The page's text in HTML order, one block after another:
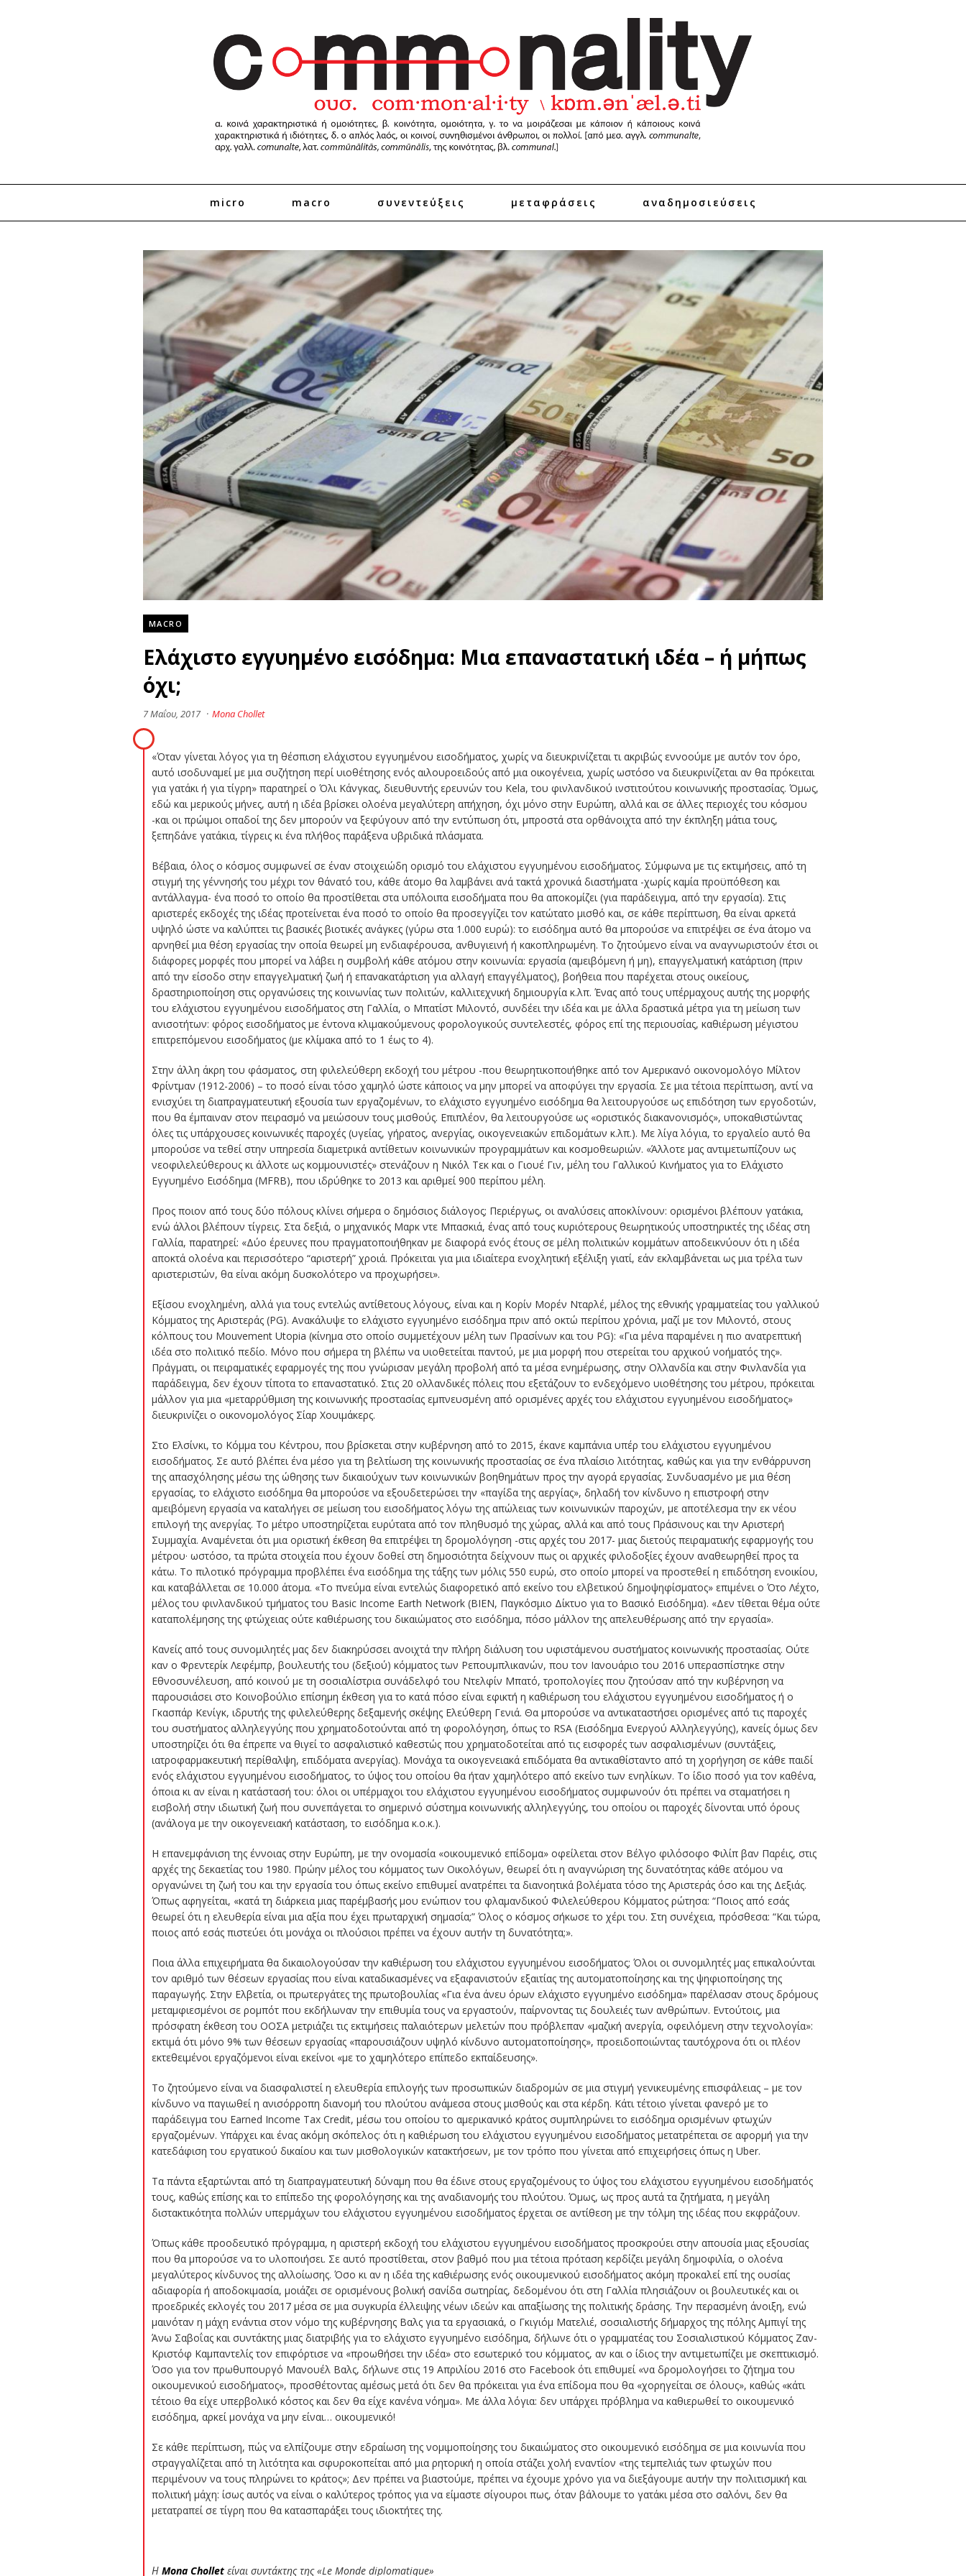
micro macro συνεντεύξεις μεταφράσεις αναδημοσιεύσεις
MACRO
Ελάχιστο εγγυημένο εισόδημα: Μια επαναστατική ιδέα – ή μήπως
όχι;
7 Μαΐου, 2017 · Mona Chollet
«Όταν γίνεται λόγος για τη θέσπιση ελάχιστου εγγυημένου εισοδήματος, χωρίς να διευκρινίζεται τι ακριβώς εννοούμε με αυτόν τον όρο,
αυτό ισοδυναμεί με μια συζήτηση περί υιοθέτησης ενός αιλουροειδούς από μια οικογένεια, χωρίς ωστόσο να διευκρινίζεται αν θα πρόκειται
για γατάκι ή για τίγρη» παρατηρεί ο Όλι Κάνγκας, διευθυντής ερευνών του Kela, του φινλανδικού ινστιτούτου κοινωνικής προστασίας. Όμως,
εδώ και μερικούς μήνες, αυτή η ιδέα βρίσκει ολοένα μεγαλύτερη απήχηση, όχι μόνο στην Ευρώπη, αλλά και σε άλλες περιοχές του κόσμου
-και οι πρώιμοι οπαδοί της δεν μπορούν να ξεφύγουν από την εντύπωση ότι, μπροστά στα ορθάνοιχτα από την έκπληξη μάτια τους,
ξεπηδάνε γατάκια, τίγρεις κι ένα πλήθος παράξενα υβριδικά πλάσματα.
Βέβαια, όλος ο κόσμος συμφωνεί σε έναν στοιχειώδη ορισμό του ελάχιστου εγγυημένου εισοδήματος. Σύμφωνα με τις εκτιμήσεις, από τη
στιγμή της γέννησής του μέχρι τον θάνατό του, κάθε άτομο θα λαμβάνει ανά τακτά χρονικά διαστήματα -χωρίς καμία προϋπόθεση και
αντάλλαγμα- ένα ποσό το οποίο θα προστίθεται στα υπόλοιπα εισοδήματα που θα αποκομίζει (για παράδειγμα, από την εργασία). Στις
αριστερές εκδοχές της ιδέας προτείνεται ένα ποσό το οποίο θα προσεγγίζει τον κατώτατο μισθό και, σε κάθε περίπτωση, θα είναι αρκετά
υψηλό ώστε να καλύπτει τις βασικές βιοτικές ανάγκες (γύρω στα 1.000 ευρώ): το εισόδημα αυτό θα μπορούσε να επιτρέψει σε ένα άτομο να
αρνηθεί μια θέση εργασίας την οποία θεωρεί μη ενδιαφέρουσα, ανθυγιεινή ή κακοπληρωμένη. Το ζητούμενο είναι να αναγνωριστούν έτσι οι
διάφορες μορφές που μπορεί να λάβει η συμβολή κάθε ατόμου στην κοινωνία: εργασία (αμειβόμενη ή μη), επαγγελματική κατάρτιση (πριν
από την είσοδο στην επαγγελματική ζωή ή επανακατάρτιση για αλλαγή επαγγέλματος), βοήθεια που παρέχεται στους οικείους,
δραστηριοποίηση στις οργανώσεις της κοινωνίας των πολιτών, καλλιτεχνική δημιουργία κ.λπ. Ένας από τους υπέρμαχους αυτής της μορφής
του ελάχιστου εγγυημένου εισοδήματος στη Γαλλία, ο Μπατίστ Μιλοντό, συνδέει την ιδέα και με άλλα δραστικά μέτρα για τη μείωση των
ανισοτήτων: φόρος εισοδήματος με έντονα κλιμακούμενους φορολογικούς συντελεστές, φόρος επί της περιουσίας, καθιέρωση μέγιστου
επιτρεπόμενου εισοδήματος (με κλίμακα από το 1 έως το 4).
Στην άλλη άκρη του φάσματος, στη φιλελεύθερη εκδοχή του μέτρου -που θεωρητικοποιήθηκε από τον Αμερικανό οικονομολόγο Μίλτον
Φρίντμαν (1912-2006) – το ποσό είναι τόσο χαμηλό ώστε κάποιος να μην μπορεί να αποφύγει την εργασία. Σε μια τέτοια περίπτωση, αντί να
ενισχύει τη διαπραγματευτική εξουσία των εργαζομένων, το ελάχιστο εγγυημένο εισόδημα θα λειτουργούσε ως επιδότηση των εργοδοτών,
που θα έμπαιναν στον πειρασμό να μειώσουν τους μισθούς. Επιπλέον, θα λειτουργούσε ως «οριστικός διακανονισμός», υποκαθιστώντας
όλες τις υπάρχουσες κοινωνικές παροχές (υγείας, γήρατος, ανεργίας, οικογενειακών επιδομάτων κ.λπ.). Με λίγα λόγια, το εργαλείο αυτό θα
μπορούσε να τεθεί στην υπηρεσία διαμετρικά αντίθετων κοινωνικών προγραμμάτων και κοσμοθεωριών. «Άλλοτε μας αντιμετωπίζουν ως
νεοφιλελεύθερους κι άλλοτε ως κομμουνιστές» στενάζουν η Νικόλ Τεκ και ο Γιουέ Γιν, μέλη του Γαλλικού Κινήματος για το Ελάχιστο
Εγγυημένο Εισόδημα (MFRB), που ιδρύθηκε το 2013 και αριθμεί 900 περίπου μέλη.
Προς ποιον από τους δύο πόλους κλίνει σήμερα ο δημόσιος διάλογος; Περιέργως, οι αναλύσεις αποκλίνουν: ορισμένοι βλέπουν γατάκια,
ενώ άλλοι βλέπουν τίγρεις. Στα δεξιά, ο μηχανικός Μαρκ ντε Μπασκιά, ένας από τους κυριότερους θεωρητικούς υποστηρικτές της ιδέας στη
Γαλλία, παρατηρεί: «Δύο έρευνες που πραγματοποιήθηκαν με διαφορά ενός έτους σε μέλη πολιτικών κομμάτων αποδεικνύουν ότι η ιδέα
αποκτά ολοένα και περισσότερο “αριστερή” χροιά. Πρόκειται για μια ιδιαίτερα ενοχλητική εξέλιξη γιατί, εάν εκλαμβάνεται ως μια τρέλα των
αριστεριστών, θα είναι ακόμη δυσκολότερο να προχωρήσει».
Εξίσου ενοχλημένη, αλλά για τους εντελώς αντίθετους λόγους, είναι και η Κορίν Μορέν Νταρλέ, μέλος της εθνικής γραμματείας του γαλλικού
Κόμματος της Αριστεράς (ΡG). Ανακάλυψε το ελάχιστο εγγυημένο εισόδημα πριν από οκτώ περίπου χρόνια, μαζί με τον Μιλοντό, στους
κόλπους του Mouvement Utopia (κίνημα στο οποίο συμμετέχουν μέλη των Πρασίνων και του ΡG): «Για μένα παραμένει η πιο ανατρεπτική
ιδέα στο πολιτικό πεδίο. Μόνο που σήμερα τη βλέπω να υιοθετείται παντού, με μια μορφή που στερείται του αρχικού νοήματός της».
Πράγματι, οι πειραματικές εφαρμογές της που γνώρισαν μεγάλη προβολή από τα μέσα ενημέρωσης, στην Ολλανδία και στην Φινλανδία για
παράδειγμα, δεν έχουν τίποτα το επαναστατικό. Στις 20 ολλανδικές πόλεις που εξετάζουν το ενδεχόμενο υιοθέτησης του μέτρου, πρόκειται
μάλλον για μια «μεταρρύθμιση της κοινωνικής προστασίας εμπνευσμένη από ορισμένες αρχές του ελάχιστου εγγυημένου εισοδήματος»
διευκρινίζει ο οικονομολόγος Σίαρ Χουιμάκερς.
Στο Ελσίνκι, το Κόμμα του Κέντρου, που βρίσκεται στην κυβέρνηση από το 2015, έκανε καμπάνια υπέρ του ελάχιστου εγγυημένου
εισοδήματος. Σε αυτό βλέπει ένα μέσο για τη βελτίωση της κοινωνικής προστασίας σε ένα πλαίσιο λιτότητας, καθώς και για την ενθάρρυνση
της απασχόλησης μέσω της ώθησης των δικαιούχων των κοινωνικών βοηθημάτων προς την αγορά εργασίας. Συνδυασμένο με μια θέση
εργασίας, το ελάχιστο εισόδημα θα μπορούσε να εξουδετερώσει την «παγίδα της αεργίας», δηλαδή τον κίνδυνο η επιστροφή στην
αμειβόμενη εργασία να καταλήγει σε μείωση του εισοδήματος λόγω της απώλειας των κοινωνικών παροχών, με αποτέλεσμα την εκ νέου
επιλογή της ανεργίας. Το μέτρο υποστηρίζεται ευρύτατα από τον πληθυσμό της χώρας, αλλά και από τους Πράσινους και την Αριστερή
Συμμαχία. Αναμένεται ότι μια οριστική έκθεση θα επιτρέψει τη δρομολόγηση -στις αρχές του 2017- μιας διετούς πειραματικής εφαρμογής του
μέτρου· ωστόσο, τα πρώτα στοιχεία που έχουν δοθεί στη δημοσιότητα δείχνουν πως οι αρχικές φιλοδοξίες έχουν αναθεωρηθεί προς τα
κάτω. Το πιλοτικό πρόγραμμα προβλέπει ένα εισόδημα της τάξης των μόλις 550 ευρώ, στο οποίο μπορεί να προστεθεί η επιδότηση ενοικίου,
και καταβάλλεται σε 10.000 άτομα. «Το πνεύμα είναι εντελώς διαφορετικό από εκείνο του ελβετικού δημοψηφίσματος» επιμένει ο Ότο Λέχτο,
μέλος του φινλανδικού τμήματος του Basic Income Earth Network (BIEN, Παγκόσμιο Δίκτυο για το Βασικό Εισόδημα). «Δεν τίθεται θέμα ούτε
καταπολέμησης της φτώχειας ούτε καθιέρωσης του δικαιώματος στο εισόδημα, πόσο μάλλον της απελευθέρωσης από την εργασία».
Κανείς από τους συνομιλητές μας δεν διακηρύσσει ανοιχτά την πλήρη διάλυση του υφιστάμενου συστήματος κοινωνικής προστασίας. Ούτε
καν ο Φρεντερίκ Λεφέμπρ, βουλευτής του (δεξιού) κόμματος των Ρεπουμπλικανών, που τον Ιανουάριο του 2016 υπερασπίστηκε στην
Εθνοσυνέλευση, από κοινού με τη σοσιαλίστρια συνάδελφό του Ντελφίν Μπατό, τροπολογίες που ζητούσαν από την κυβέρνηση να
παρουσιάσει στο Κοινοβούλιο επίσημη έκθεση για το κατά πόσο είναι εφικτή η καθιέρωση του ελάχιστου εγγυημένου εισοδήματος ή ο
Γκασπάρ Κενίγκ, ιδρυτής της φιλελεύθερης δεξαμενής σκέψης Ελεύθερη Γενιά. Θα μπορούσε να αντικαταστήσει ορισμένες από τις παροχές
του συστήματος αλληλεγγύης που χρηματοδοτούνται από τη φορολόγηση, όπως το RSA (Εισόδημα Ενεργού Αλληλεγγύης), κανείς όμως δεν
υποστηρίζει ότι θα έπρεπε να θιγεί το ασφαλιστικό καθεστώς που χρηματοδοτείται από τις εισφορές των ασφαλισμένων (συντάξεις,
ιατροφαρμακευτική περίθαλψη, επιδόματα ανεργίας). Μονάχα τα οικογενειακά επιδόματα θα αντικαθίσταντο από τη χορήγηση σε κάθε παιδί
ενός ελάχιστου εγγυημένου εισοδήματος, το ύψος του οποίου θα ήταν χαμηλότερο από εκείνο των ενηλίκων. Το ίδιο ποσό για τον καθένα,
όποια κι αν είναι η κατάστασή του: όλοι οι υπέρμαχοι του ελάχιστου εγγυημένου εισοδήματος συμφωνούν ότι πρέπει να σταματήσει η
εισβολή στην ιδιωτική ζωή που συνεπάγεται το σημερινό σύστημα κοινωνικής αλληλεγγύης, του οποίου οι παροχές δίνονται υπό όρους
(ανάλογα με την οικογενειακή κατάσταση, το εισόδημα κ.ο.κ.).
Η επανεμφάνιση της έννοιας στην Ευρώπη, με την ονομασία «οικουμενικό επίδομα» οφείλεται στον Βέλγο φιλόσοφο Φιλίπ βαν Παρέις, στις
αρχές της δεκαετίας του 1980. Πρώην μέλος του κόμματος των Οικολόγων, θεωρεί ότι η αναγνώριση της δυνατότητας κάθε ατόμου να
οργανώνει τη ζωή του και την εργασία του όπως εκείνο επιθυμεί ανατρέπει τα διανοητικά βολέματα τόσο της Αριστεράς όσο και της Δεξιάς.
Όπως αφηγείται, «κατά τη διάρκεια μιας παρέμβασής μου ενώπιον του φλαμανδικού Φιλελεύθερου Κόμματος ρώτησα: “Ποιος από εσάς
θεωρεί ότι η ελευθερία είναι μια αξία που έχει πρωταρχική σημασία;” Όλος ο κόσμος σήκωσε το χέρι του. Στη συνέχεια, πρόσθεσα: “Και τώρα,
ποιος από εσάς πιστεύει ότι μονάχα οι πλούσιοι πρέπει να έχουν αυτήν τη δυνατότητα;».
Ποια άλλα επιχειρήματα θα δικαιολογούσαν την καθιέρωση του ελάχιστου εγγυημένου εισοδήματος; Όλοι οι συνομιλητές μας επικαλούνται
τον αριθμό των θέσεων εργασίας που είναι καταδικασμένες να εξαφανιστούν εξαιτίας της αυτοματοποίησης και της ψηφιοποίησης της
παραγωγής. Στην Ελβετία, οι πρωτεργάτες της πρωτοβουλίας «Για ένα άνευ όρων ελάχιστο εγγυημένο εισόδημα» παρέλασαν στους δρόμους
μεταμφιεσμένοι σε ρομπότ που εκδήλωναν την επιθυμία τους να εργαστούν, παίρνοντας τις δουλειές των ανθρώπων. Εντούτοις, μια
πρόσφατη έκθεση του ΟΟΣΑ μετριάζει τις εκτιμήσεις παλαιότερων μελετών που πρόβλεπαν «μαζική ανεργία, οφειλόμενη στην τεχνολογία»:
εκτιμά ότι μόνο 9% των θέσεων εργασίας «παρουσιάζουν υψηλό κίνδυνο αυτοματοποίησης», προειδοποιώντας ταυτόχρονα ότι οι πλέον
εκτεθειμένοι εργαζόμενοι είναι εκείνοι «με το χαμηλότερο επίπεδο εκπαίδευσης».
Το ζητούμενο είναι να διασφαλιστεί η ελευθερία επιλογής των προσωπικών διαδρομών σε μια στιγμή γενικευμένης επισφάλειας – με τον
κίνδυνο να παγιωθεί η ανισόρροπη διανομή του πλούτου ανάμεσα στους μισθούς και στα κέρδη. Κάτι τέτοιο γίνεται φανερό με το
παράδειγμα του Earned Income Tax Credit, μέσω του οποίου το αμερικανικό κράτος συμπληρώνει το εισόδημα ορισμένων φτωχών
εργαζομένων. Υπάρχει και ένας ακόμη σκόπελος: ότι η καθιέρωση του ελάχιστου εγγυημένου εισοδήματος μετατρέπεται σε αφορμή για την
κατεδάφιση του εργατικού δικαίου και των μισθολογικών κατακτήσεων, με τον τρόπο που γίνεται από επιχειρήσεις όπως η Uber.
Τα πάντα εξαρτώνται από τη διαπραγματευτική δύναμη που θα έδινε στους εργαζομένους το ύψος του ελάχιστου εγγυημένου εισοδήματός
τους, καθώς επίσης και το επίπεδο της φορολόγησης και της αναδιανομής του πλούτου. Όμως, ως προς αυτά τα ζητήματα, η μεγάλη
διστακτικότητα πολλών υπερμάχων του ελάχιστου εγγυημένου εισοδήματος έρχεται σε αντίθεση με την τόλμη της ιδέας που εκφράζουν.
Όπως κάθε προοδευτικό πρόγραμμα, η αριστερή εκδοχή του ελάχιστου εγγυημένου εισοδήματος προσκρούει στην απουσία μιας εξουσίας
που θα μπορούσε να το υλοποιήσει. Σε αυτό προστίθεται, στον βαθμό που μια τέτοια πρόταση κερδίζει μεγάλη δημοφιλία, ο ολοένα
μεγαλύτερος κίνδυνος της αλλοίωσης. Όσο κι αν η ιδέα της καθιέρωσης ενός οικουμενικού εισοδήματος ακόμη προκαλεί επί της ουσίας
αδιαφορία ή αποδοκιμασία, μοιάζει σε ορισμένους βολική σανίδα σωτηρίας, δεδομένου ότι στη Γαλλία πλησιάζουν οι βουλευτικές και οι
προεδρικές εκλογές του 2017 μέσα σε μια συγκυρία έλλειψης νέων ιδεών και απαξίωσης της πολιτικής δράσης. Την περασμένη άνοιξη, ενώ
μαινόταν η μάχη ενάντια στον νόμο της κυβέρνησης Βαλς για τα εργασιακά, ο Γκιγιόμ Ματελιέ, σοσιαλιστής δήμαρχος της πόλης Αμπιγί της
Άνω Σαβοΐας και συντάκτης μιας διατριβής για το ελάχιστο εγγυημένο εισόδημα, δήλωνε ότι ο γραμματέας του Σοσιαλιστικού Κόμματος Ζαν-
Κριστόφ Καμπαντελίς τον επιφόρτισε να «προωθήσει την ιδέα» στο εσωτερικό του κόμματος, αν και ο ίδιος την αντιμετωπίζει με σκεπτικισμό.
Όσο για τον πρωθυπουργό Μανουέλ Βαλς, δήλωνε στις 19 Απριλίου 2016 στο Facebook ότι επιθυμεί «να δρομολογήσει το ζήτημα του
οικουμενικού εισοδήματος», προσθέτοντας αμέσως μετά ότι δεν θα πρόκειται για ένα επίδομα που θα «χορηγείται σε όλους», καθώς «κάτι
τέτοιο θα είχε υπερβολικό κόστος και δεν θα είχε κανένα νόημα». Με άλλα λόγια: δεν υπάρχει πρόβλημα να καθιερωθεί το οικουμενικό
εισόδημα, αρκεί μονάχα να μην είναι… οικουμενικό!
Σε κάθε περίπτωση, πώς να ελπίζουμε στην εδραίωση της νομιμοποίησης του δικαιώματος στο οικουμενικό εισόδημα σε μια κοινωνία που
στραγγαλίζεται από τη λιτότητα και σφυροκοπείται από μια ρητορική η οποία στάζει χολή εναντίον «της τεμπελιάς των φτωχών που
περιμένουν να τους πληρώνει το κράτος»; Δεν πρέπει να βιαστούμε, πρέπει να έχουμε χρόνο για να διεξάγουμε αυτήν την πολιτισμική και
πολιτική μάχη: ίσως αυτός να είναι ο καλύτερος τρόπος για να είμαστε σίγουροι πως, όταν βάλουμε το γατάκι μέσα στο σαλόνι, δεν θα
μετατραπεί σε τίγρη που θα κατασπαράξει τους ιδιοκτήτες της.
Η Mona Chollet είναι συντάκτης της «Le Monde diplomatique»